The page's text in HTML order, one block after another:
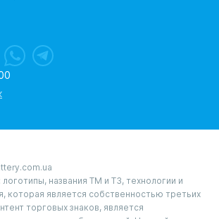
названия ТМ и ТЗ, технологии и
которая является собственностью третьих
торговых знаков, является